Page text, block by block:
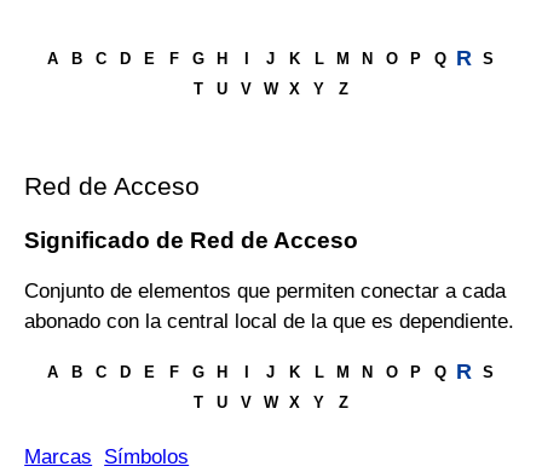
A B C D E F G H J K L M N O P Q R
S
T
U V W X Y Z
Red de Acceso
Significado de Red de Acceso
Conjunto de elementos que permiten conectar a cada
abonado con la central local de la que es dependiente.
A B C D E F G H J K L M N O P Q R
S
T
U V W X Y Z
Marcas Símbolos